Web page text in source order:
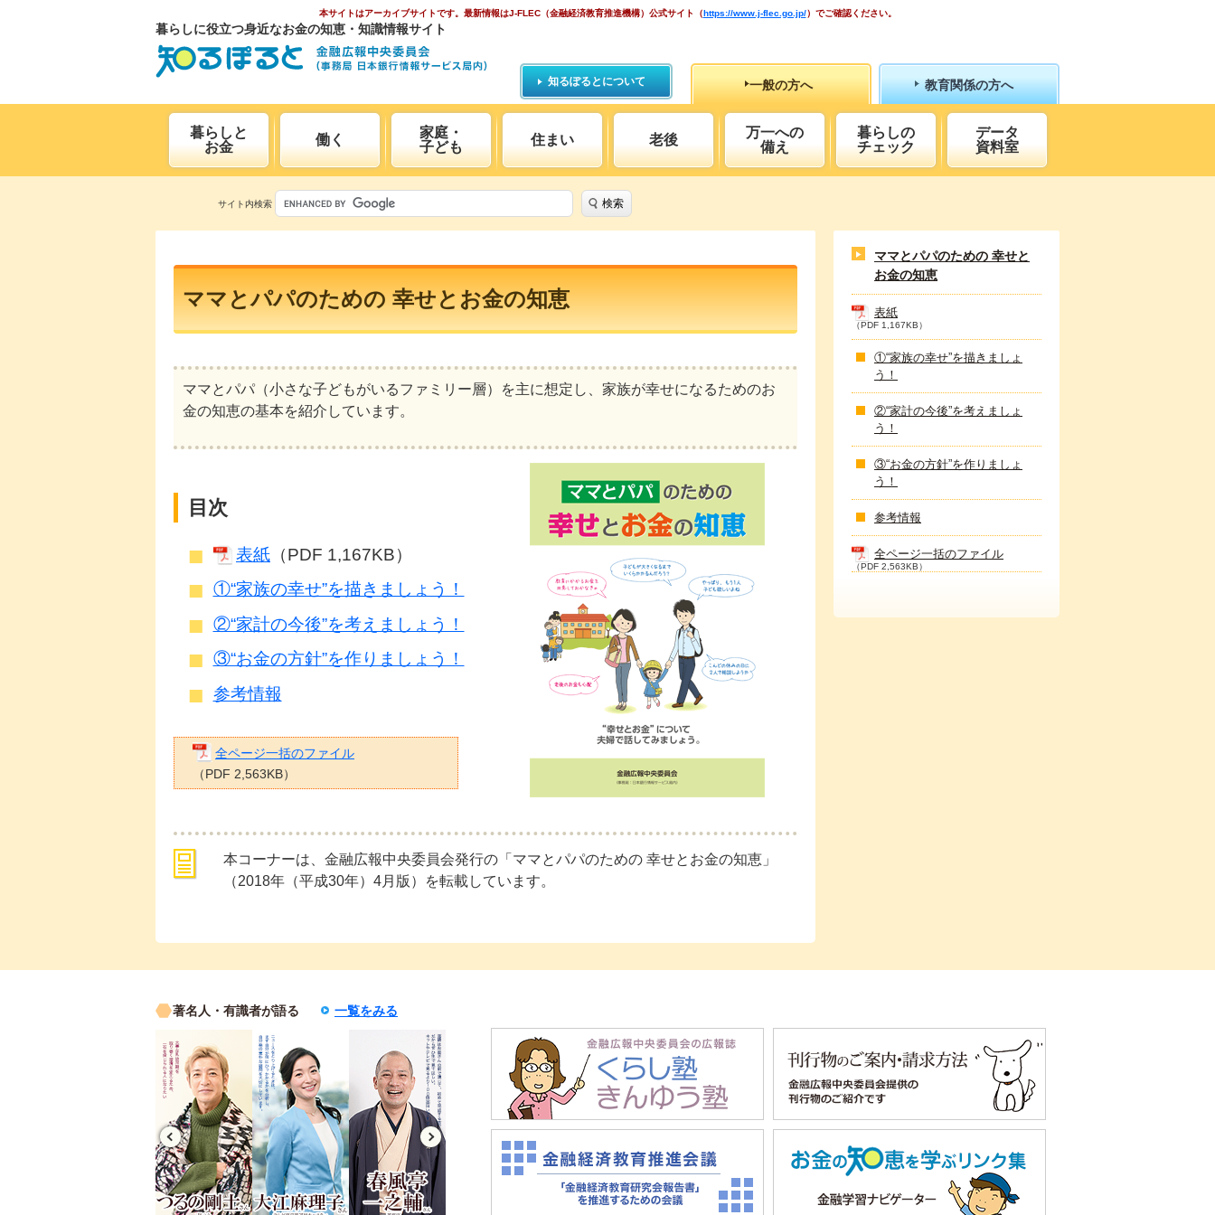
本サイトはアーカイブサイトです。 最新情報はJ-FLEC（金融経済教育推進機構）公式サイト （https://www.j-flec.go.jp/）でご確認ください。
暮らしに役立つ身近なお金の知恵・知識情報サイト
知るぽるとについて 一般の方へ 教育関係の方へ
暮らしと
お金
働く
家庭・
子ども
住まい 老後
万一への
備え
暮らしの
チェック
データ
資料室
サイト内検索 検索
ママとパパのための 幸せとお金の知恵
ママとパパ（小さな子どもがいるファミリー層）を主に想定し、家族が幸せになるためのお
金の知恵の基本を紹介しています。
目次
表紙 （PDF 1,167KB）
①“家族の幸せ”を描きましょう！
②“家計の今後”を考えましょう！
③“お金の方針”を作りましょう！
参考情報
全ページ一括のファイル
（PDF 2,563KB）
本コーナーは、金融広報中央委員会発行の「ママとパパのための 幸せとお金の知恵」
（2018年（平成30年）4月版）を転載しています。
ママとパパのための 幸せと
お金の知恵
表紙
（PDF 1,167KB）
①“家族の幸せ”を描きましょ
う！
②“家計の今後”を考えましょ
う！
③“お金の方針”を作りましょ
う！
参考情報
全ページ一括のファイル
（PDF 2,563KB）
著名人・有識者が語る 一覧をみる